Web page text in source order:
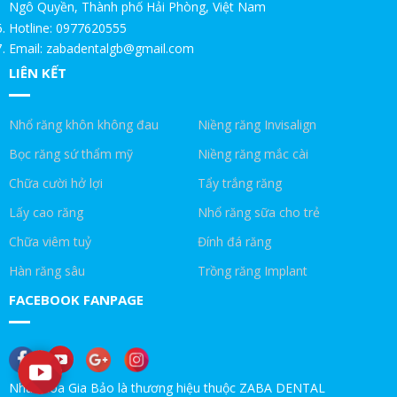
ƯU ĐÃI ĐẶC BIỆT CHO KHÁCH HÀNG NGÀNH BẤT ĐỘNG SẢN.
CHỨC NĂNG CỦA RĂNG KHÔN!NHA KHOA GIA BẢO
Trồng răng Implant ăn hạt cứng thoải mái|Nha Khoa Gia Bảo
Trồng răng Implant ở Gia Bảo như ở Mỹ|Nha Khoa Gia Bảo
Trồng răng Implant ăn nhai thế nào?!Nha Khoa Gia Bảo
Trồng răng Implant sợ nhất điều này|Nha Khoa Gia Bảo
Chú Thọ 70 tuổi| SAO VẪN QUYẾT ĐỊNH CẤY IMPLANT|Nha Khoa
Gia Bảo
Ngô Quyền, Thành phố Hải Phòng, Việt Nam
Hotline: 0977620555
Email: zabadentalgb@gmail.com
LIÊN KẾT
Nhổ răng khôn không đau
Niềng răng Invisalign
Bọc răng sứ thẩm mỹ
Niềng răng mắc cài
Chữa cười hở lợi
Tẩy trắng răng
Lấy cao răng
Nhổ răng sữa cho trẻ
Chữa viêm tuỷ
Đính đá răng
Hàn răng sâu
Trồng răng Implant
FACEBOOK FANPAGE
Nha khoa Gia Bảo là thương hiệu thuộc ZABA DENTAL